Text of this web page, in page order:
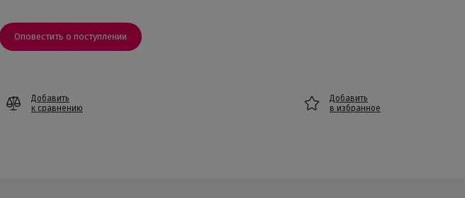
Оповестить о поступлении
Добавить
к сравнению
Добавить
в избранное